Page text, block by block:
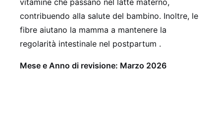
contribuendo alla salute del bambino. Inoltre, le
fibre aiutano la mamma a mantenere la
regolarità intestinale nel postpartum .
Mese e Anno di revisione: Marzo 2026